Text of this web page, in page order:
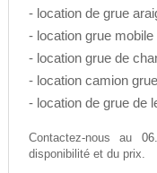
- location de grue
- location grue mobile
- location grue de
- location camion
- location de grue de
Contactez-nous au
disponibilité et du prix.